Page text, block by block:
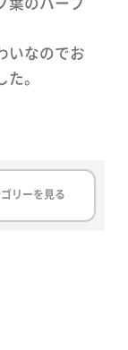
葉のハーブ
いなのでお
。
リーを見る